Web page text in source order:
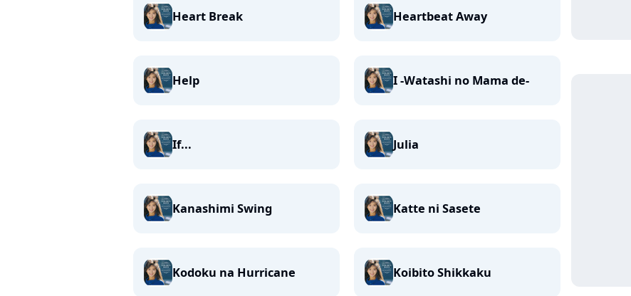
Heart Break Heartbeat Away
Help I -Watashi no Mama de-
If... Julia
Kanashimi Swing Katte ni Sasete
Kodoku na Hurricane Koibito Shikkaku